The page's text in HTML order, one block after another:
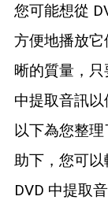
您可能想從
方便地播放
晰的質量，
中提取音訊以
以下為您整
助下，您可
DVD 中提取